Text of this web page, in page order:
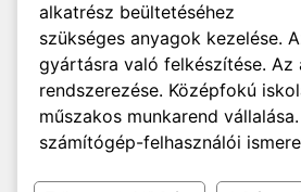
alkatrész beültetéséhez
szükséges anyagok kezelése.
gyártásra való felkészítése. Az
rendszerezése. Középfokú
műszakos munkarend
számítógép-felhasználói